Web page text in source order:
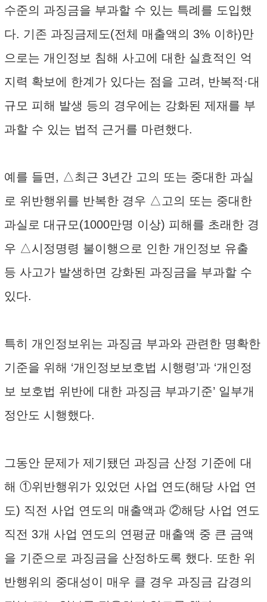
수준의 과징금을 부과할 수 있는 특례를 도입했
다. 기존 과징금제도(전체 매출액의 3% 이하)만
으로는 개인정보 침해 사고에 대한 실효적인 억
지력 확보에 한계가 있다는 점을 고려, 반복적·대
규모 피해 발생 등의 경우에는 강화된 제재를 부
과할 수 있는 법적 근거를 마련했다.
예를 들면, △최근 3년간 고의 또는 중대한 과실
로 위반행위를 반복한 경우 △고의 또는 중대한
과실로 대규모(1000만명 이상) 피해를 초래한 경
우 △시정명령 불이행으로 인한 개인정보 유출
등 사고가 발생하면 강화된 과징금을 부과할 수
있다.
특히 개인정보위는 과징금 부과와 관련한 명확한
기준을 위해 ‘개인정보보호법 시행령’과 ‘개인정
보 보호법 위반에 대한 과징금 부과기준’ 일부개
정안도 시행했다.
그동안 문제가 제기됐던 과징금 산정 기준에 대
해 ①위반행위가 있었던 사업 연도(해당 사업 연
도) 직전 사업 연도의 매출액과 ②해당 사업 연도
직전 3개 사업 연도의 연평균 매출액 중 큰 금액
을 기준으로 과징금을 산정하도록 했다. 또한 위
반행위의 중대성이 매우 클 경우 과징금 감경의